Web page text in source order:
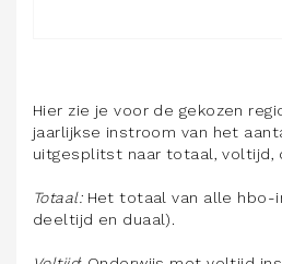
Hier zie je voor de gekozen
jaarlijkse instroom van het
uitgesplitst naar totaal, voltijd,
Totaal:Het totaal van alle hbo-
deeltijd en duaal).